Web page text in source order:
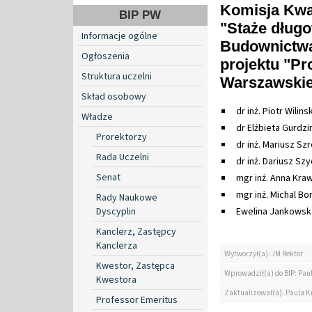
BIP PW
Informacje ogólne
Ogłoszenia
Struktura uczelni
Skład osobowy
Władze
Prorektorzy
Rada Uczelni
Senat
Rady Naukowe
Dyscyplin
Kanclerz, Zastępcy
Kanclerza
Kwestor, Zastępca
Kwestora
Professor Emeritus
Komisja
"Staże
projektu
dr inż. Piotr
dr Elżbieta
dr inż. Mariusz
dr inż. Dariusz
mgr inż. Anna
mgr inż. Michal
Ewelina
Wytworzył(a): JM Rektor
Wprowadził(a) do BIP:
Zaktualizował(a): Paula